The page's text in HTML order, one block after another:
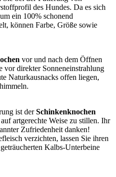
des Hundes. Da es sich
um ein 100% schonend
können Farbe, Größe sowie
vor und nach dem Öffnen
vor direkter Sonneneinstrahlung
Naturkausnacks offen liegen,
ist derSchinkenknochen
artgerechte Weise zu stillen. Ihr
Zufriedenheit danken!
verzichten, lassen Sie ihren
Kalbs-Unterbeine